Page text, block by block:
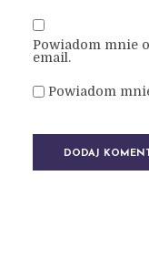
Powiadom mnie
email.
Powiadom